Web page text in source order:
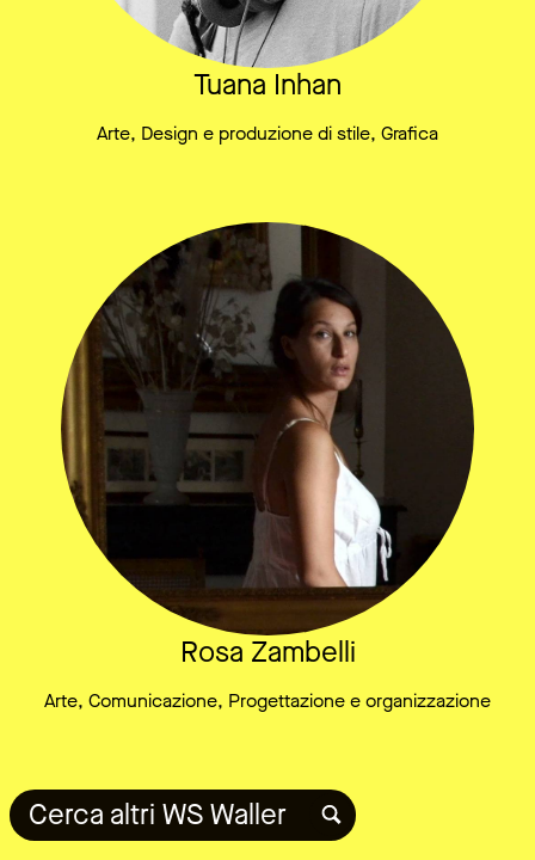
Tuana Inhan
Arte, Design e produzione di stile, Grafica
Rosa Zambelli
Arte, Comunicazione, Progettazione e organizzazione
Cerca altri WS Waller